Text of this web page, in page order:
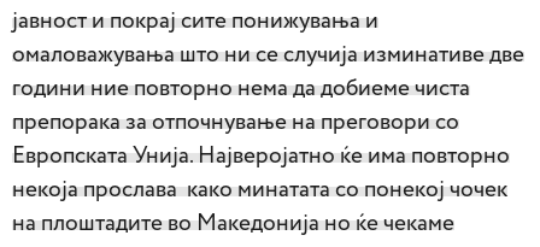
јавност и покрај сите понижувања и
омаловажувања што ни се случија изминативе две
години ние повторно нема да добиеме чиста
препорака за отпочнување на преговори со
Европската Унија. Најверојатно ќе има повторно
некоја прослава како минатата со понекој чочек
на плоштадите во Македонија но ќе чекаме